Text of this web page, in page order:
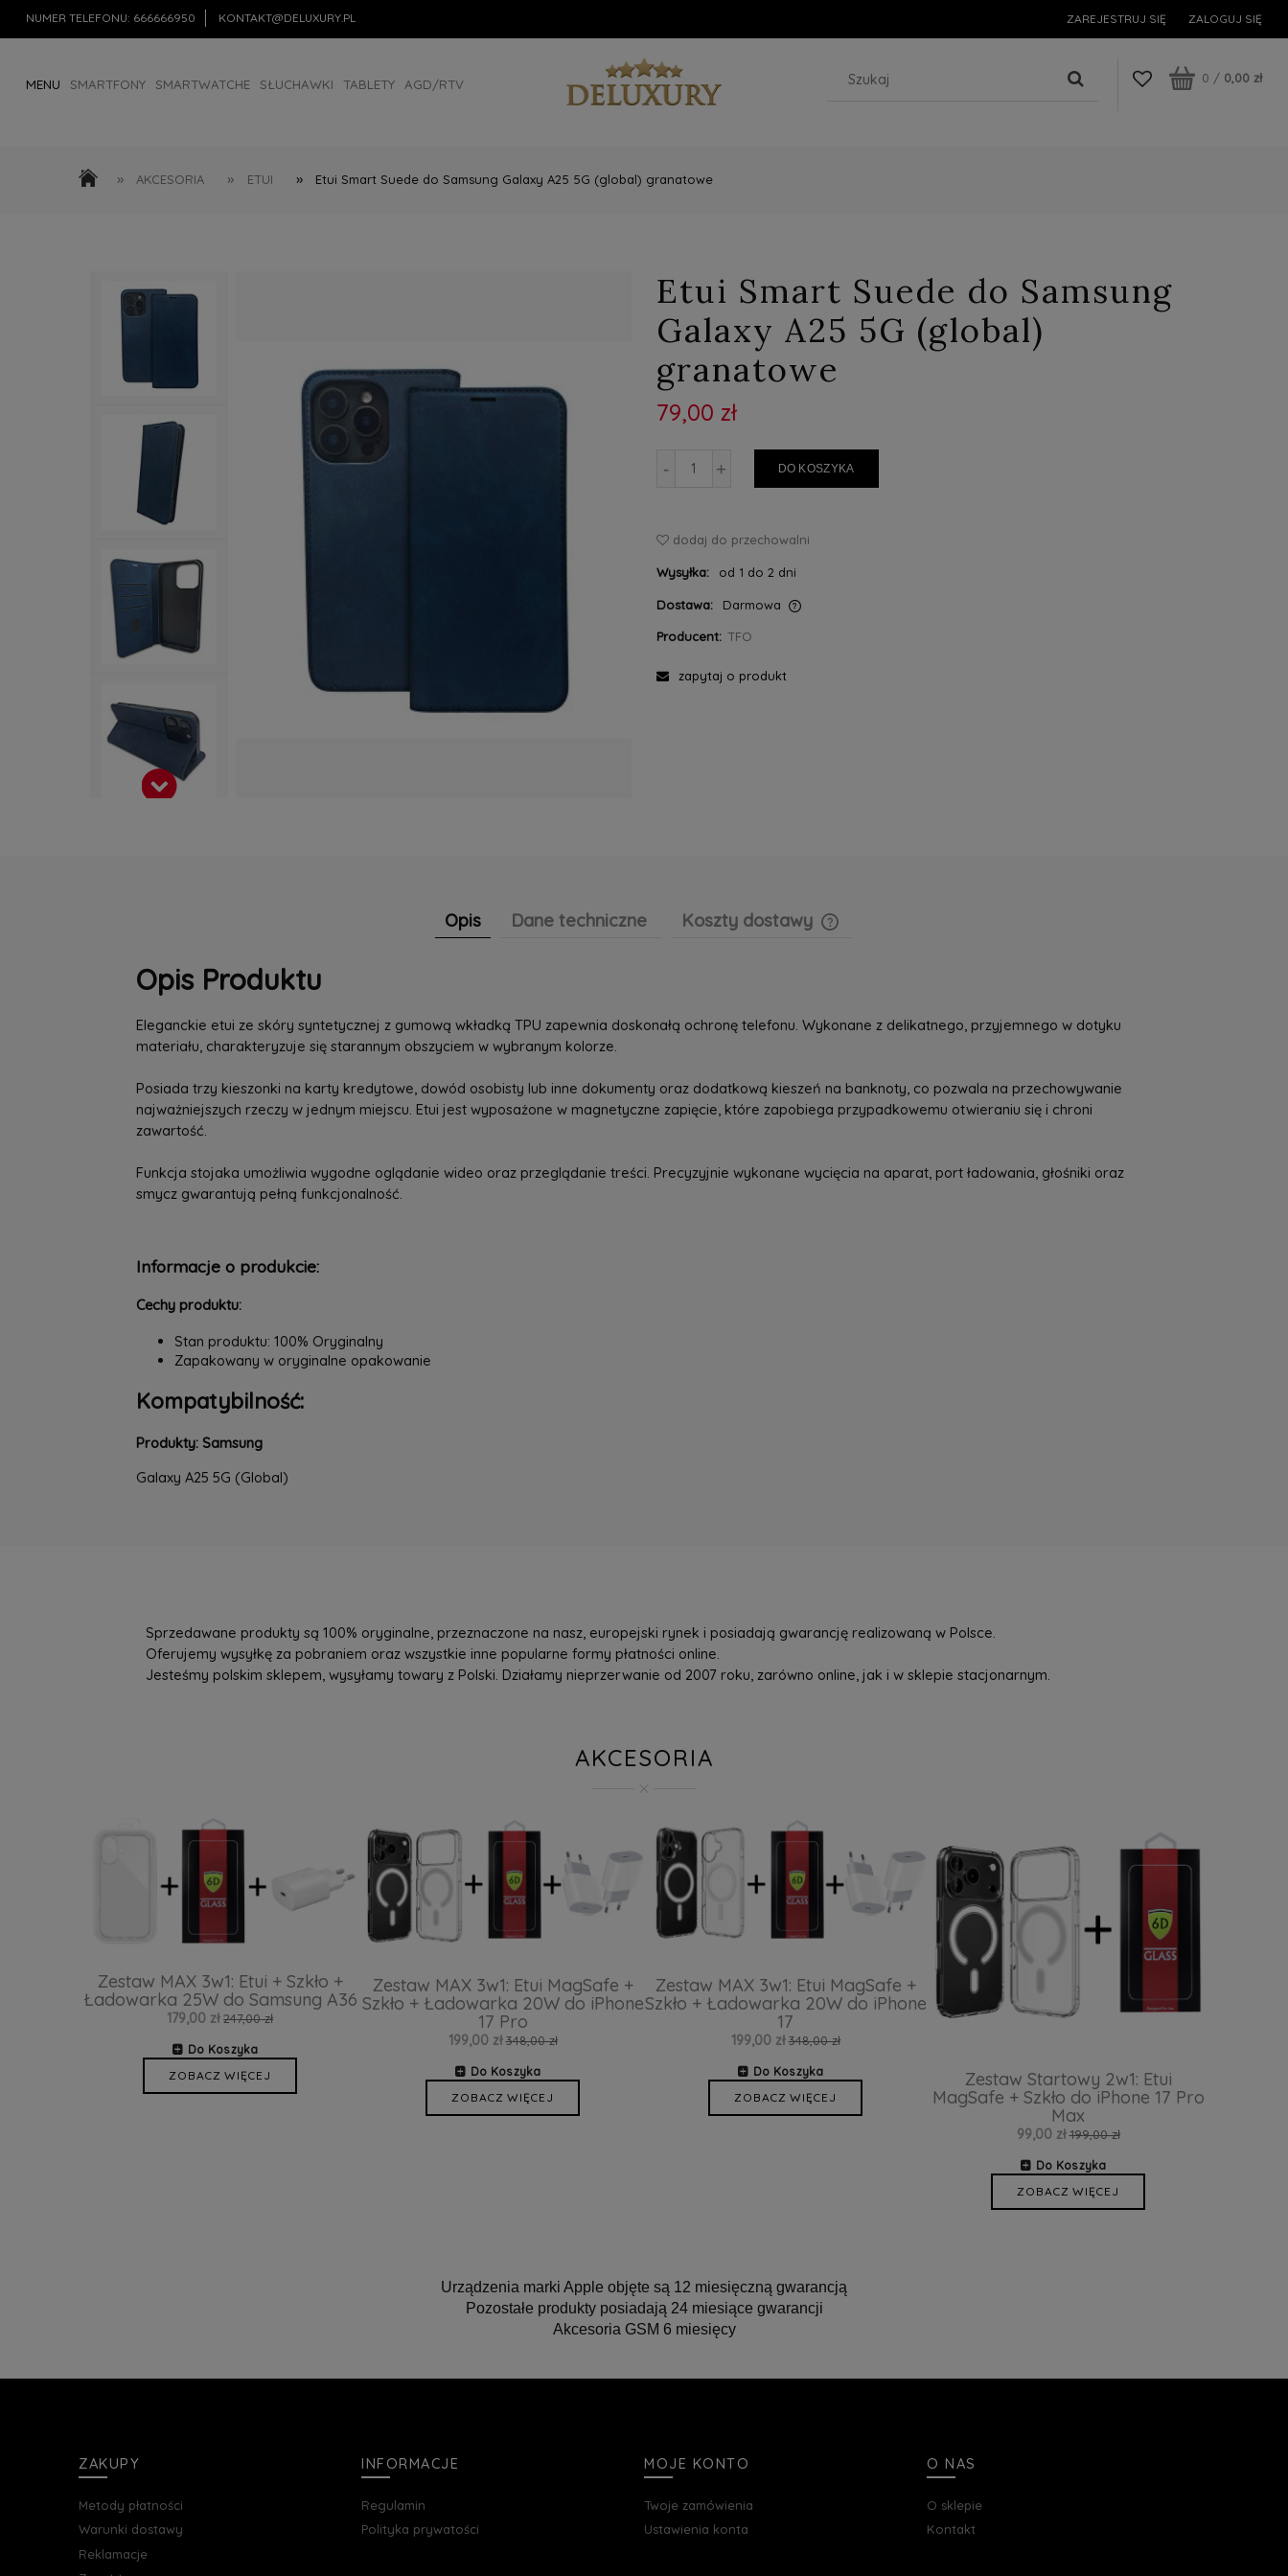
NUMER TELEFONU: 666666950 KONTAKT@DELUXURY.PL ZAREJESTRUJ SIĘ ZALOGUJ SIĘ
MENU SMARTFONY SMARTWATCHE SŁUCHAWKI TABLETY AGD/RTV 0 / 0,00 zł
» AKCESORIA » ETUI » Etui Smart Suede do Samsung Galaxy A25 5G (global) granatowe
Etui Smart Suede do Samsung
Galaxy A25 5G (global)
granatowe
79,00 zł
- + DO KOSZYKA
dodaj do przechowalni
Wysyłka: od 1 do 2 dni
Dostawa: Darmowa
Producent: TFO
zapytaj o produkt
Opis Dane techniczne Koszty dostawy
Opis Produktu
Eleganckie etui ze skóry syntetycznej z gumową wkładką TPU zapewnia doskonałą ochronę telefonu. Wykonane z delikatnego, przyjemnego w dotyku
materiału, charakteryzuje się starannym obszyciem w wybranym kolorze.
Posiada trzy kieszonki na karty kredytowe, dowód osobisty lub inne dokumenty oraz dodatkową kieszeń na banknoty, co pozwala na przechowywanie
najważniejszych rzeczy w jednym miejscu. Etui jest wyposażone w magnetyczne zapięcie, które zapobiega przypadkowemu otwieraniu się i chroni
zawartość.
Funkcja stojaka umożliwia wygodne oglądanie wideo oraz przeglądanie treści. Precyzyjnie wykonane wycięcia na aparat, port ładowania, głośniki oraz
smycz gwarantują pełną funkcjonalność.
Informacje o produkcie:
Cechy produktu:
Stan produktu: 100% Oryginalny
Zapakowany w oryginalne opakowanie
Kompatybilność:
Produkty: Samsung
Galaxy A25 5G (Global)
Sprzedawane produkty są 100% oryginalne, przeznaczone na nasz, europejski rynek i posiadają gwarancję realizowaną w Polsce.
Oferujemy wysyłkę za pobraniem oraz wszystkie inne popularne formy płatności online.
Jesteśmy polskim sklepem, wysyłamy towary z Polski. Działamy nieprzerwanie od 2007 roku, zarówno online, jak i w sklepie stacjonarnym.
AKCESORIA
Zestaw MAX 3w1: Etui + Szkło +
Ładowarka 25W do Samsung A36
179,00 zł 247,00 zł
Do Koszyka
ZOBACZ WIĘCEJ
Zestaw MAX 3w1: Etui MagSafe +
Szkło + Ładowarka 20W do iPhone
17 Pro
199,00 zł 348,00 zł
Do Koszyka
ZOBACZ WIĘCEJ
Zestaw MAX 3w1: Etui MagSafe +
Szkło + Ładowarka 20W do iPhone
17
199,00 zł 348,00 zł
Do Koszyka
ZOBACZ WIĘCEJ
Zestaw Startowy 2w1: Etui
MagSafe + Szkło do iPhone 17 Pro
Max
99,00 zł 199,00 zł
Do Koszyka
ZOBACZ WIĘCEJ
Urządzenia marki Apple objęte są 12 miesięczną gwarancją
Pozostałe produkty posiadają 24 miesiące gwarancji
Akcesoria GSM 6 miesięcy
ZAKUPY
Metody płatności
Warunki dostawy
Reklamacje
INFORMACJE
Regulamin
Polityka prywatości
MOJE KONTO
Twoje zamówienia
Ustawienia konta
O NAS
O sklepie
Kontakt